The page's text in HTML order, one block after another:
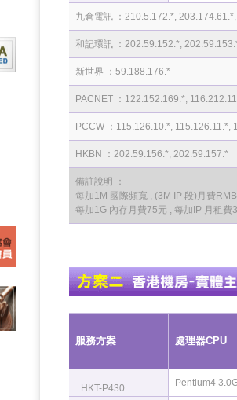
九倉電訊 ：210.5.172.*,
和記環訊 ：202.59.152.*,
新世界 ：59.188.176.*
PACNET ：122.152.169.*,
PCCW ：115.126.10.*,
HKBN ：202.59.156.*, 202.59.157.*
備註說明 ：
每加1M 國際頻寬 , (3M IP 段)月費
每加1G 內存月費75元 , 每加IP 月租費
服務方案 處理器CPU
HKT-P430 Pentium4